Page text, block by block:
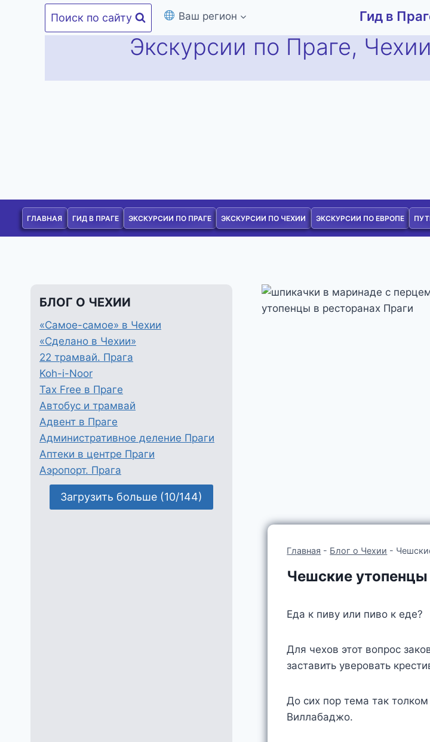
Поиск по сайту Ваш регион Гид в
Экскурсии по Праге,
ГЛАВНАЯ ГИД В ПРАГЕ ЭКСКУРСИИ ПО ПРАГЕ ЭКСКУРСИИ ПО ЧЕХИИ ЭКСКУРСИИ ПО ЕВРОПЕ
Главная - Блог о Чехии -
Чешские утопенцы
Еда к пиву или пиво к еде?
Для чехов этот вопрос
заставить уверовать
До сих пор тема так
Виллабаджо.
БЛОГ О ЧЕХИИ
«Самое-самое» в Чехии
«Сделано в Чехии»
22 трамвай. Прага
Koh-i-Noor
Tax Free в Праге
Автобус и трамвай
Адвент в Праге
Административное деление Праги
Аптеки в центре Праги
Аэропорт. Прага
Загрузить больше (10/144)